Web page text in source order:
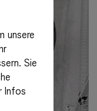
unsere
Sie
Infos